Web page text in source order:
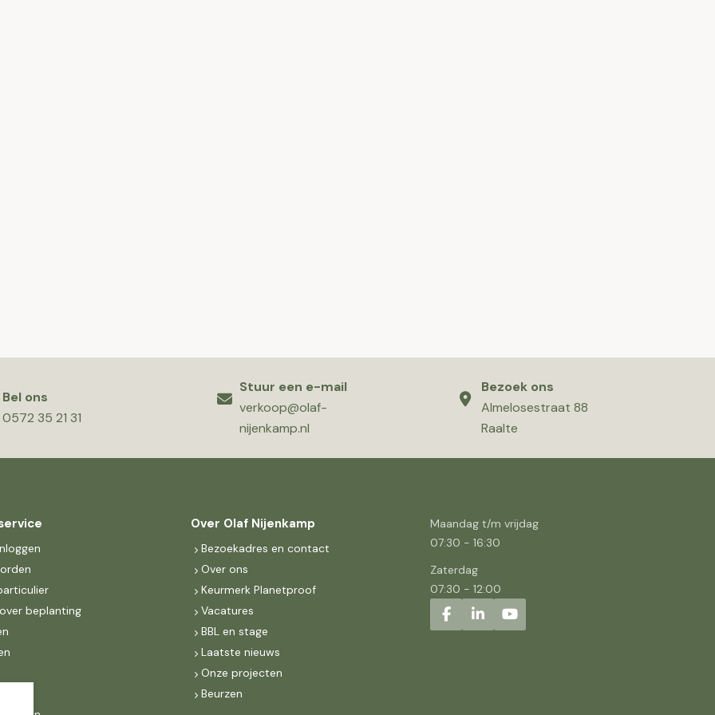
Bel ons
0572 35 21 31
Stuur een e-mail
verkoop@olaf-
nijenkamp.nl
Bezoek ons
Almelosestraat 88
Raalte
beplanting
Over Olaf Nijenkamp
Bezoekadres en contact
Over ons
Keurmerk Planetproof
Vacatures
BBL en stage
Laatste nieuws
Onze projecten
Beurzen
Maandag t/m vrijdag
07:30 - 16:30
Zaterdag
07:30 - 12:00